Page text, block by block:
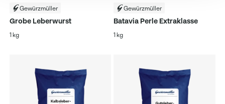
Gewürzmüller
Grobe Leberwurst
1 kg
Gewürzmüller
Batavia Perle Extraklasse
1 kg